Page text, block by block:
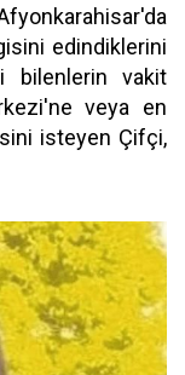
edindiklerini
bilenlerin vakit
veya en
isteyen Çifçi,